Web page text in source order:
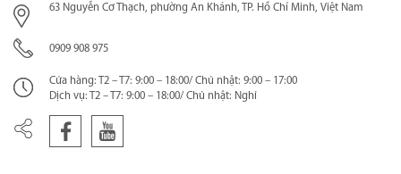
63 Nguyễn Cơ Thạch, phường An Khánh, TP. Hồ Chí Minh, Việt Nam
0909 908 975
Cửa hàng: T2 – T7: 9:00 – 18:00/ Chủ nhật: 9:00 – 17:00
Dịch vụ: T2 – T7: 9:00 – 18:00/ Chủ nhật: Nghỉ